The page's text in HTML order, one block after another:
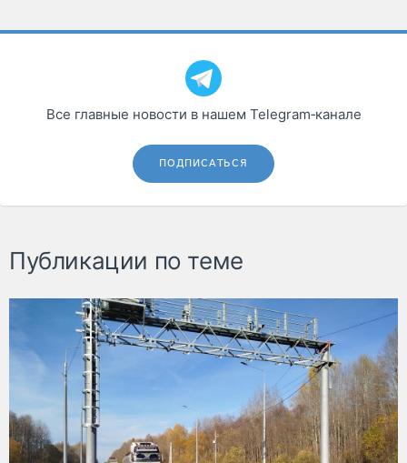
Все главные новости в нашем Telegram‑канале
ПОДПИСАТЬСЯ
Публикации по теме